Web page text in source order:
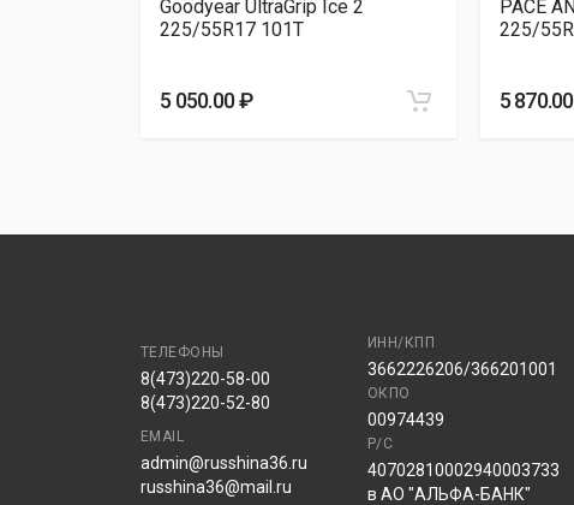
Goodyear UltraGrip Ice 2
225/55R17 101T
5 050.00 ₽
PACE
225/
5
ТЕЛЕФОНЫ
8(473)220-58-00
8(473)220-52-80
EMAIL
admin@russhina36.ru
russhina36@mail.ru
ИНН/КПП
3662226206/366201001
ОКПО
00974439
Р/С
40702810002940003733
в АО "АЛЬФА-БАНК"